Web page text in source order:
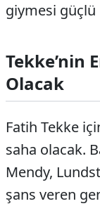
giymesi güçlü
Tekke’nin
Olacak
Fatih Tekke
saha olacak.
Mendy,
şans veren